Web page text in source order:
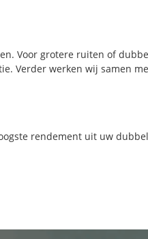
Voor grotere ruiten of
Verder werken wij samen
rendement uit uw